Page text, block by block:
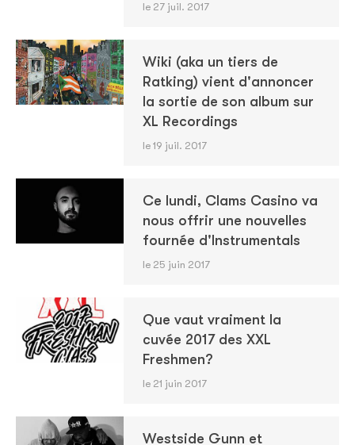
le 27 juil. 2017
Wiki (aka un tiers de
Ratking) vient d'annoncer
la sortie de son album sur
XL Recordings
le 19 juil. 2017
Ce lundi, Clams Casino va
nous offrir une nouvelles
fournée d'Instrumentals
le 25 juin 2017
Que vaut vraiment la
cuvée 2017 des XXL
Freshmen?
le 21 juin 2017
Westside Gunn et